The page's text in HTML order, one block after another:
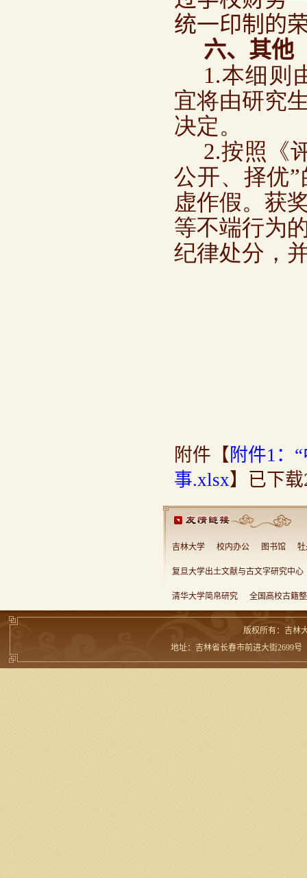
统一印制的
六、其他
1.本细则
宜将由研究
决定。
2.按照《
公开、择优
虚作假。获
等不端行为
纪律处分，
附件【 附件1：
事.xlsx】已下载
吉林大学 校内办公 图书馆
复旦大学出土文献与古文字研究中心
清华大学简帛研究 全国高校古籍
版权所有：吉林
地址：吉林省长春市前进大街2699号